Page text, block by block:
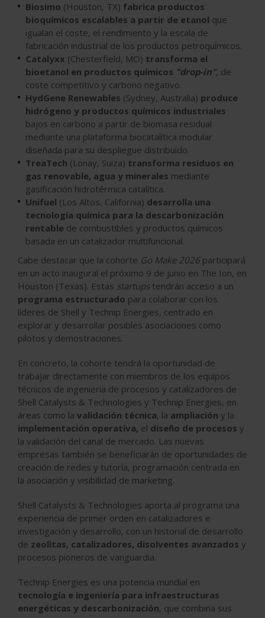
Biosimo (Houston, TX) fabrica productos
bioquímicos escalables a partir de etanol que
igualan el coste, el rendimiento y la escala de
fabricación industrial de los productos petroquímicos.
Catalyxx (Chesterfield, MO) transforma el
bioetanol en productos químicos "drop-in", de
coste competitivo y carbono negativo.
HydGene Renewables (Sydney, Australia) produce
hidrógeno y productos químicos industriales
bajos en carbono a partir de biomasa residual
mediante una plataforma biocatalítica modular
diseñada para su despliegue distribuido.
TreaTech (Lonay, Suiza) transforma residuos en
gas renovable, agua y minerales mediante
gasificación hidrotérmica catalítica.
Unifuel (Los Altos, California) desarrolla una
tecnología química para la descarbonización
rentable de combustibles y productos químicos
basada en un catalizador multifuncional.
Cabe destacar que la cohorte Go Make 2026 participará
en un acto inaugural el próximo 9 de junio en The Ion, en
Houston (Texas). Estas startupstendrán acceso a un
programa estructurado para colaborar con los
líderes de Shell y Technip Energies, centrado en
explorar y desarrollar posibles asociaciones como
pilotos y demostraciones.
En concreto, la cohorte tendrá la oportunidad de
trabajar directamente con miembros de los equipos
técnicos de ingeniería de procesos y catalizadores de
Shell Catalysts & Technologies y Technip Energies, en
áreas como la validación técnica, la ampliación y la
implementación operativa, el diseño de procesos y
la validación del canal de mercado. Las nuevas
empresas también se beneficiarán de oportunidades de
creación de redes y tutoría, programación centrada en
la asociación y visibilidad de marketing.
Shell Catalysts & Technologies aporta al programa una
experiencia de primer orden en catalizadores e
investigación y desarrollo, con un historial de desarrollo
de zeolitas, catalizadores, disolventes avanzados y
procesos pioneros de vanguardia.
Technip Energies es una potencia mundial en
tecnología e ingeniería para infraestructuras
energéticas y descarbonización, que combina sus